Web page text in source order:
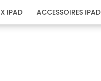
IPAD ACCESSOIRES IPAD